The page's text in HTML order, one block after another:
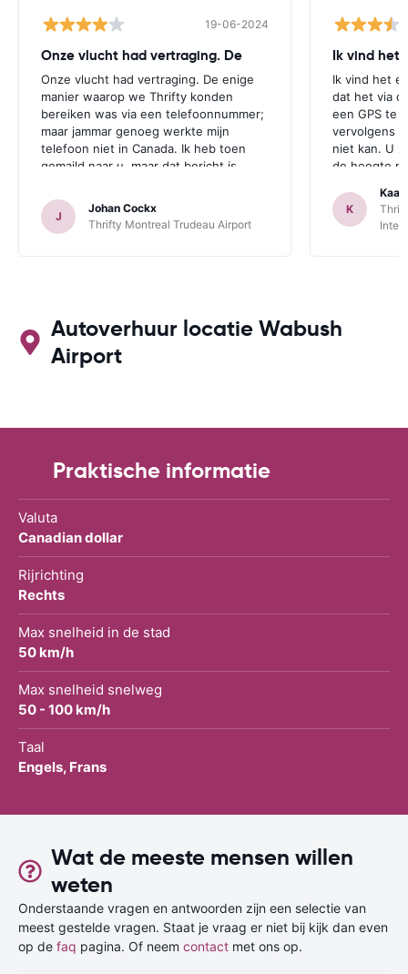
19-06-2024
Onze vlucht had vertraging. De
Onze vlucht had vertraging. De enige
manier waarop we Thrifty konden
bereiken was via een telefoonnummer;
maar jammar genoeg werkte mijn
telefoon niet in Canada. Ik heb toen
gemaild naar u, maar dat bericht is
Deze opmerking geldt zowel voor
Thrifte als voor u: het zou fijn zijn om
op een andere manier contact te
J
Johan Cockx
Thrifty Montreal Trudeau Airport
Ik vind het
Ik vind het
dat het via
een GPS te
vervolgens
niet kan. U
de hoogte
een GPS bij
is. Dan
K
Kaat
Autoverhuur locatie Wabush
Airport
Praktische informatie
Valuta
Canadian dollar
Rijrichting
Rechts
Max snelheid in de stad
50 km/h
Max snelheid snelweg
50 - 100 km/h
Taal
Engels, Frans
Wat de meeste mensen willen
weten
Onderstaande vragen en antwoorden zijn een selectie van
meest gestelde vragen. Staat je vraag er niet bij kijk dan even
op de faq pagina. Of neem contact met ons op.